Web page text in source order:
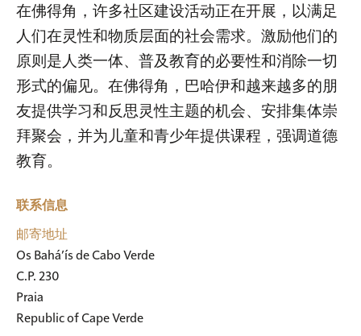
在佛得角，许多社区建设活动正在开展，以满足
人们在灵性和物质层面的社会需求。激励他们的
原则是人类一体、普及教育的必要性和消除一切
形式的偏见。在佛得角，巴哈伊和越来越多的朋
友提供学习和反思灵性主题的机会、安排集体崇
拜聚会，并为儿童和青少年提供课程，强调道德
教育。
联系信息
邮寄地址
Os Bahá’ís de Cabo Verde
C.P. 230
Praia
Republic of Cape Verde